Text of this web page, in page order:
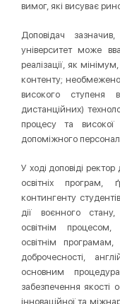
вимог, які висуває
Доповідач
університет може
реалізації, як
контенту;
високого ступеня
дистанційних)
процесу та високої
допоміжного
У ході доповіді
освітніх програм,
контингенту
дії воєнного
освітнім
освітнім програмам,
доброчесності,
основним
забезпечення якості
інноваційної та